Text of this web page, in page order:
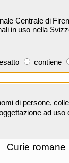
Centrale di
in uso nella
contiene
di persone,
ad
Curie romane